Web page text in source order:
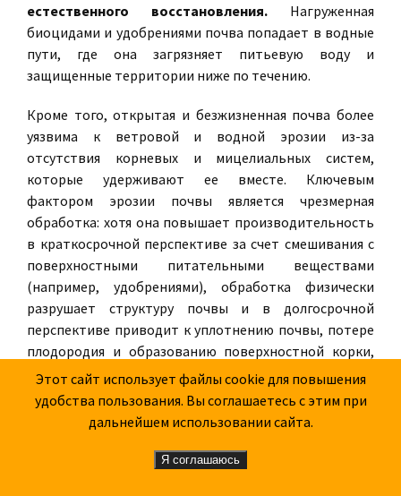
естественного восстановления. Нагруженная
биоцидами и удобрениями почва попадает в водные
пути, где она загрязняет питьевую воду и
защищенные территории ниже по течению.
Кроме того, открытая и безжизненная почва более
уязвима к ветровой и водной эрозии из-за
отсутствия корневых и мицелиальных систем,
которые удерживают ее вместе. Ключевым
фактором эрозии почвы является чрезмерная
обработка: хотя она повышает производительность
в краткосрочной перспективе за счет смешивания с
поверхностными питательными веществами
(например, удобрениями), обработка физически
разрушает структуру почвы и в долгосрочной
перспективе приводит к уплотнению почвы, потере
плодородия и образованию поверхностной корки,
что ухудшает эрозию верхнего слоя почвы.
Ожидается, что к середине столетия численность
населения мира достигнет 9 миллиардов человек.
Продовольственная и сельскохозяйственная
Этот сайт использует файлы cookie для повышения
удобства пользования. Вы соглашаетесь с этим при
дальнейшем использовании сайта.
Я соглашаюсь